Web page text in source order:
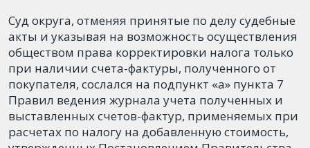
Суд округа, отменяя принятые по делу судебные
акты и указывая на возможность осуществления
обществом права корректировки налога только
при наличии счета-фактуры, полученного от
покупателя, сослался на подпункт «а» пункта 7
Правил ведения журнала учета полученных и
выставленных счетов-фактур, применяемых при
расчетах по налогу на добавленную стоимость,